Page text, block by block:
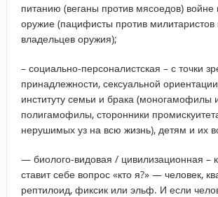
питанию (веганы против мясоедов) войне
оружие (пацифисты против
владельцев оружия);
– социально-персоналистская – с точки
принадлежности, сексуальной
институту семьи и брака (моногамофилы
полигамофилы, сторонники
нерушимых уз на всю жизнь), детям и их
— биолого-видовая / цивилизационная –
ставит себе вопрос «кто я?» — человек,
рептилоид, фиксик или эльф. И если